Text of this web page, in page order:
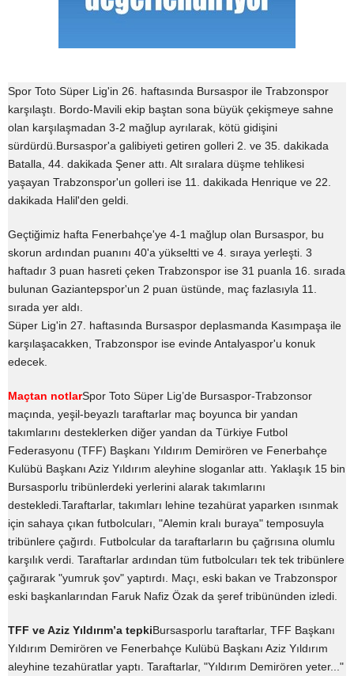
Spor Toto Süper Lig'in 26. haftasında Bursaspor ile Trabzonspor
karşılaştı. Bordo-Mavili ekip baştan sona büyük çekişmeye sahne
olan karşılaşmadan 3-2 mağlup ayrılarak, kötü gidişini
sürdürdü.Bursaspor'a galibiyeti getiren golleri 2. ve 35. dakikada
Batalla, 44. dakikada Şener attı. Alt sıralara düşme tehlikesi
yaşayan Trabzonspor'un golleri ise 11. dakikada Henrique ve 22.
dakikada Halil'den geldi.
Geçtiğimiz hafta Fenerbahçe'ye 4-1 mağlup olan Bursaspor, bu
skorun ardından puanını 40'a yükseltti ve 4. sıraya yerleşti. 3
haftadır 3 puan hasreti çeken Trabzonspor ise 31 puanla 16. sırada
bulunan Gaziantepspor'un 2 puan üstünde, maç fazlasıyla 11.
sırada yer aldı.
Süper Lig'in 27. haftasında Bursaspor deplasmanda Kasımpaşa ile
karşılaşacakken, Trabzonspor ise evinde Antalyaspor'u konuk
edecek.
Maçtan notlarSpor Toto Süper Lig’de Bursaspor-Trabzonsor
maçında, yeşil-beyazlı taraftarlar maç boyunca bir yandan
takımlarını desteklerken diğer yandan da Türkiye Futbol
Federasyonu (TFF) Başkanı Yıldırım Demirören ve Fenerbahçe
Kulübü Başkanı Aziz Yıldırım aleyhine sloganlar attı. Yaklaşık 15 bin
Bursasporlu tribünlerdeki yerlerini alarak takımlarını
destekledi.Taraftarlar, takımları lehine tezahürat yaparken ısınmak
için sahaya çıkan futbolcuları, "Alemin kralı buraya" temposuyla
tribünlere çağırdı. Futbolcular da taraftarların bu çağrısına olumlu
karşılık verdi. Taraftarlar ardından tüm futbolcuları tek tek tribünlere
çağırarak "yumruk şov" yaptırdı. Maçı, eski bakan ve Trabzonspor
eski başkanlarından Faruk Nafiz Özak da şeref tribününden izledi.
TFF ve Aziz Yıldırım’a tepkiBursasporlu taraftarlar, TFF Başkanı
Yıldırım Demirören ve Fenerbahçe Kulübü Başkanı Aziz Yıldırım
aleyhine tezahüratlar yaptı. Taraftarlar, "Yıldırım Demirören yeter..."